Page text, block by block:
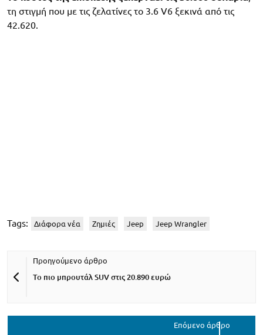
τη στιγμή που με τις ζελατίνες το 3.6 V6 ξεκινά από τις
42.620.
Tags: Διάφορα νέα Ζημιές Jeep Jeep Wrangler
Το πιο μπρουτάλ SUV στις 20.890 ευρώ